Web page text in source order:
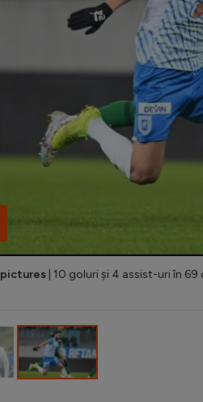
| 10 goluri și 4 assist-uri în